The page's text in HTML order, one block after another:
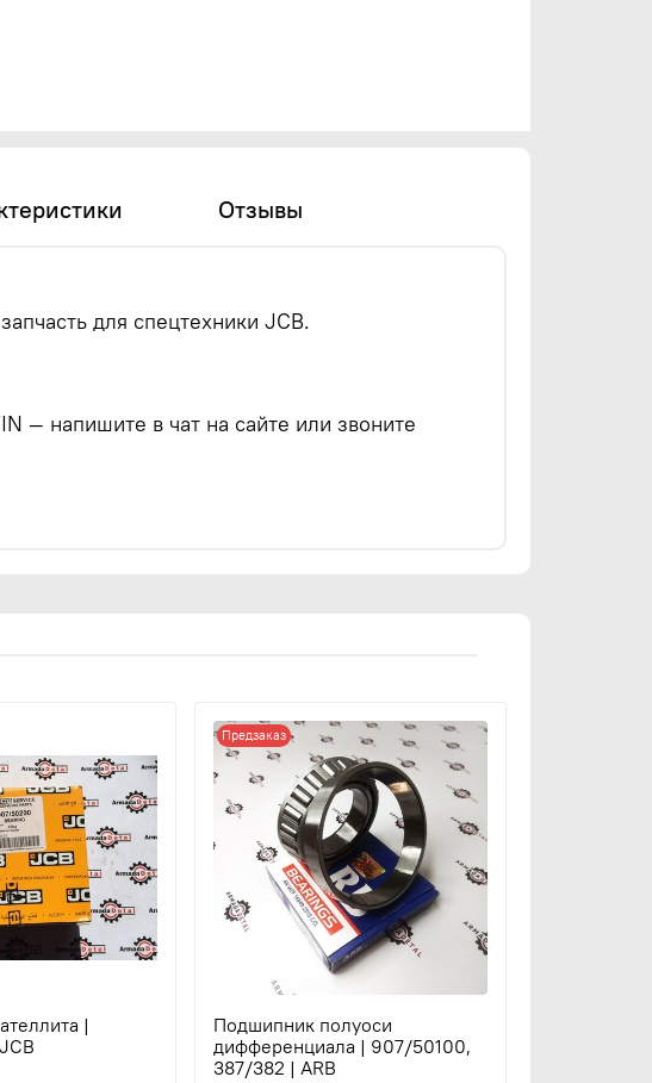
Отзывы
для спецтехники JCB.
— напишите в чат на сайте или звоните
|
Предзаказ
Подшипник полуоси
дифференциала | 907/50100,
387/382 | ARB